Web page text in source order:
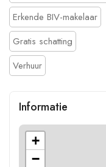
Erkende BIV-makelaar
Gratis schatting
Verhuur
Informatie
+
−